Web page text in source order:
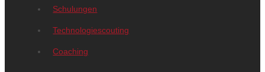
Schulungen
Technologiescouting
Coaching